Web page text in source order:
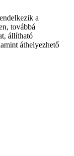
a
továbbá
állítható
áthelyezhető